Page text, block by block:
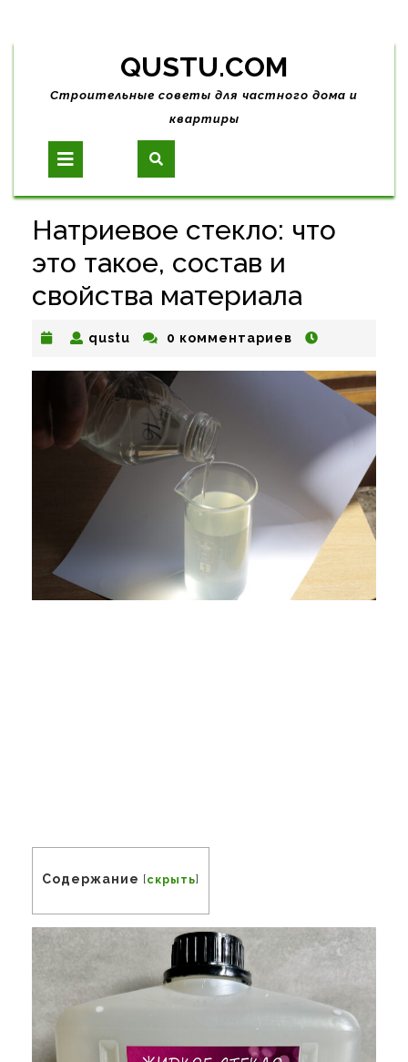
Skip
content
QUSTU.COM
Строительные советы для частного дома и
квартиры
Open
Button
Натриевое стекло: что
это такое, состав и
свойства материала
qustu qustu0 комментариев
Содержание [скрыть]